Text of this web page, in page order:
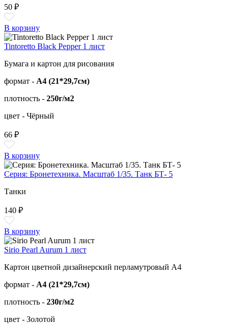
50 ₽
В корзину
Tintoretto Black Pepper 1 лист
Бумага и картон для рисования
формат - А4 (21*29,7см)
плотность - 250г/м2
цвет - Чёрный
66 ₽
В корзину
Серия: Бронетехника. Масштаб 1/35. Танк БТ- 5
Танки
140 ₽
В корзину
Sirio Pearl Aurum 1 лист
Картон цветной дизайнерский перламутровый А4
формат - А4 (21*29,7см)
плотность - 230г/м2
цвет - Золотой